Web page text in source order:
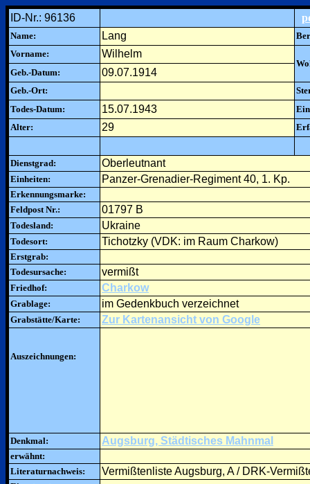
ID-Nr.: 96136
Name: Lang
Vorname:
Wilhelm
Geb.-Datum:
09.07.1914
Geb.-Ort:
Todes-Datum:
15.07.1943
Alter:
29
Dienstgrad: Oberleutnant
Einheiten: Panzer-Grenadier-Regiment 40, 1. Kp.
Erkennungsmarke:
Feldpost Nr.:
01797 B
Todesland: Ukraine
Todesort: Tichotzky (VDK: im Raum Charkow)
Erstgrab:
Todesursache:
vermißt
Friedhof: Charkow
Grablage: im Gedenkbuch verzeichnet
Grabstätte/Karte: Zur Kartenansicht von Google
Auszeichnungen:
Denkmal: Augsburg, Städtisches Mahnmal
erwähnt:
Literaturnachweis:
Vermißtenliste Augsburg, A / DRK-